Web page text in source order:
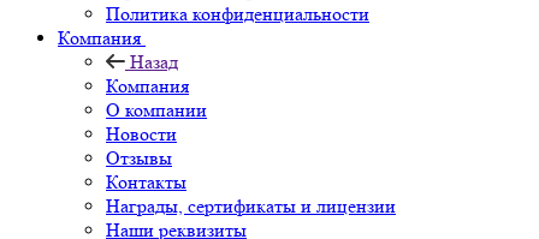
Политика конфиденциальности
Компания
Назад
Компания
О компании
Новости
Отзывы
Контакты
Награды, сертификаты и лицензии
Наши реквизиты